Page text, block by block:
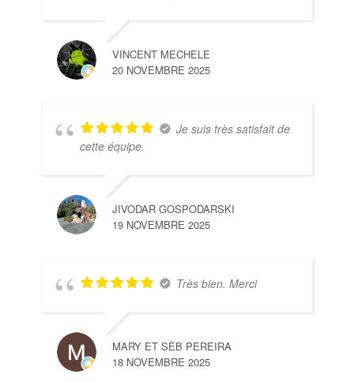
VINCENT MECHELE
20 NOVEMBRE 2025
Je suis très satisfait de
cette équipe.
JIVODAR GOSPODARSKI
19 NOVEMBRE 2025
Très bien. Merci
MARY ET SÈB PEREIRA
18 NOVEMBRE 2025